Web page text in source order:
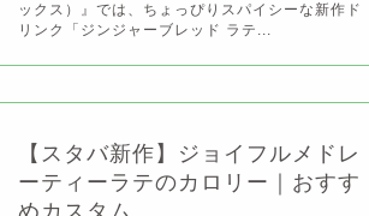
ックス）』では、ちょっぴりスパイシーな新作ド
リンク「ジンジャーブレッド ラテ...
【スタバ新作】ジョイフルメドレ
ーティーラテのカロリー｜おすす